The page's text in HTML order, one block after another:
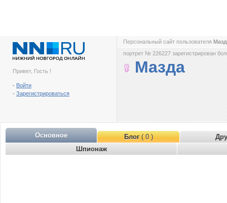
Привет, Гость !
- Войти
- Зарегистрироваться
Персональный сайт пользователя
портрет № 226227 зарегистрирован
Мазда
Основное Блог( 0 )
Шпионаж